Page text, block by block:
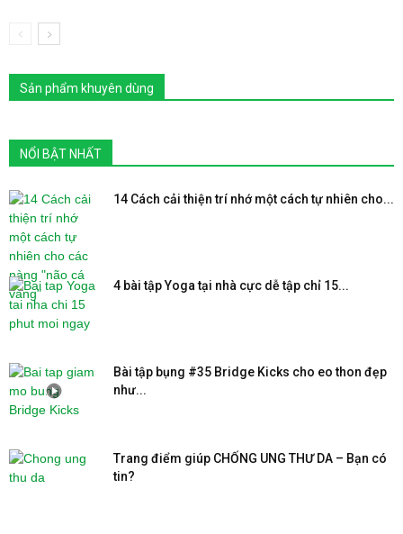
Sản phẩm khuyên dùng
NỔI BẬT NHẤT
14 Cách cải thiện trí nhớ một cách tự nhiên cho...
4 bài tập Yoga tại nhà cực dễ tập chỉ 15...
Bài tập bụng #35 Bridge Kicks cho eo thon đẹp
như...
Trang điểm giúp CHỐNG UNG THƯ DA – Bạn có
tin?